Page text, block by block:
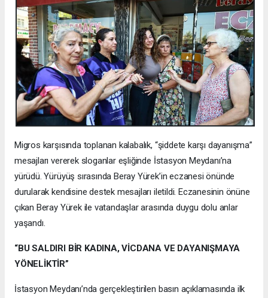
Migros karşısında toplanan kalabalık, “şiddete karşı dayanışma”
mesajları vererek sloganlar eşliğinde İstasyon Meydanı’na
yürüdü. Yürüyüş sırasında Beray Yürek’in eczanesi önünde
durularak kendisine destek mesajları iletildi. Eczanesinin önüne
çıkan Beray Yürek ile vatandaşlar arasında duygu dolu anlar
yaşandı.
“BU SALDIRI BİR KADINA, VİCDANA VE DAYANIŞMAYA
YÖNELİKTİR”
İstasyon Meydanı’nda gerçekleştirilen basın açıklamasında ilk